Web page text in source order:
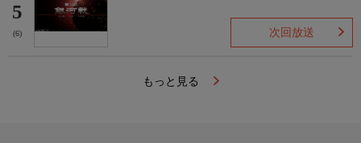
5
(6) 次回放送
もっと見る